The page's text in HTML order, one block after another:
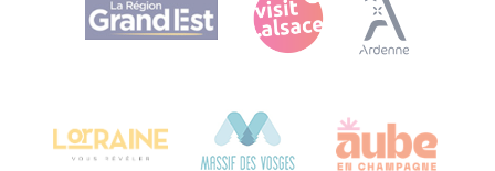
Bureau de Colmar (Hauptverwaltung)